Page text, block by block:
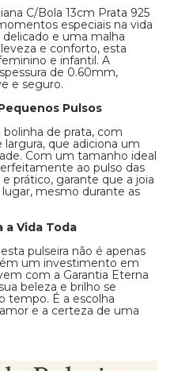
C/Bola 13cm Prata 925
especiais na vida
e uma malha
e conforto, esta
e infantil. A
de 0.60mm,
e seguro.
Pulsos
bolinha de prata, com
que adiciona um
Com um tamanho ideal
ao pulso das
prático, garante que a joia
mesmo durante as
a Vida Toda
pulseira não é apenas
um investimento em
com a Garantia Eterna
beleza e brilho se
tempo. É a escolha
e a certeza de uma